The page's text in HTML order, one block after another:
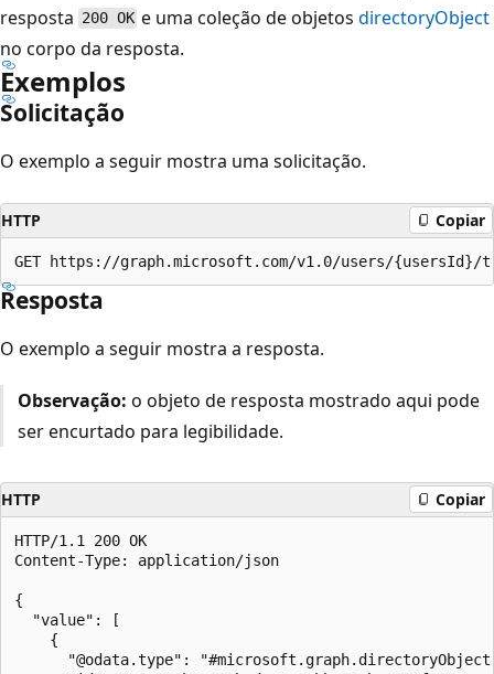
resposta 200 OK e uma coleção de objetosdirectoryObject
no corpo da resposta.
Exemplos
Solicitação
O exemplo a seguir mostra uma solicitação.
HTTP Copiar
Resposta
O exemplo a seguir mostra a resposta.
Observação: o objeto de resposta mostrado aqui pode
ser encurtado para legibilidade.
HTTP Copiar
HTTP/1.1 200 OK
Content-Type: application/json
{
  "value": [
    {
"@odata.type":